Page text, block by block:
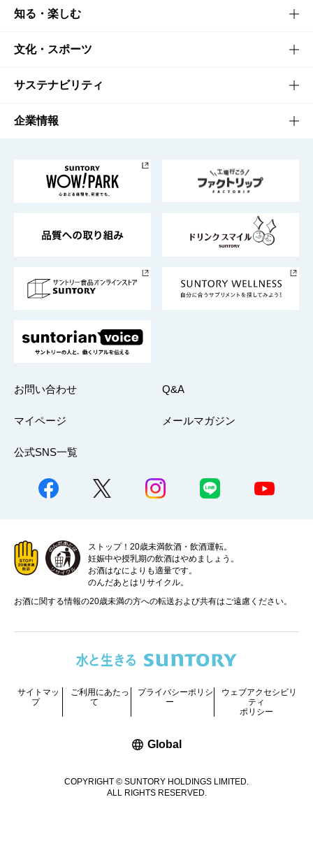
商品TOP
商品一覧
商品発売情報
栄養成分一覧
知る・楽しむ
知る・楽しむTOP
キャンペーン
工場見学
地域情報
文化・スポーツ
文化・スポーツTOP
サントリーホール
サントリーサンバーズ大阪
サステナビリティ
サステナビリティTOP
サントリーが考えるサステナビリティ経営
企業情報
企業概要
採用情報
お問い合わせ Q&A
マイページ メールマガジン
公式SNS一覧
ストップ！20歳未満飲酒・飲酒運転。
妊娠中や授乳期の飲酒はやめましょう。
お酒はなによりも適量です。
のんだあとはリサイクル。
お酒に関する情報の20歳未満の方への転送および共有はご遠慮ください。
COPYRIGHT © SUNTORY HOLDINGS LIMITED.
ALL RIGHTS RESERVED.
サイトマッ
プ
ご利用にあたっ
て
プライバシーポリシ
ー
ウェブアクセシビリ
ティ
ポリシー
Global新しいウィンドウで開く